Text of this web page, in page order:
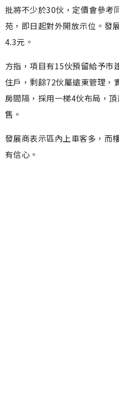
批將不少於30伙，定價會參考
苑，即日起對外開放示位。發
4.3元。
方指，項目有15伙預留給予市
住戶，剩餘72伙屬遠東管理，
房間隔，採用一梯4伙布局，
售。
發展商表示區內上車客多，而
有信心。